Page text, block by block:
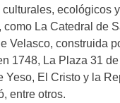
ecológicos
como La Catedral de
Velasco, construida
1748, La Plaza 31
Yeso, El Cristo y la
entre otros.